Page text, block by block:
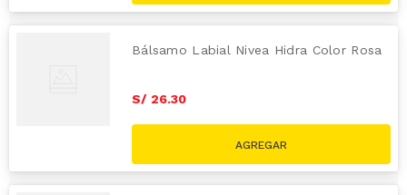
Bálsamo Labial Nivea Hidra Color Rosa
S/ 26.30